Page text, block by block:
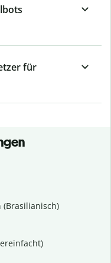
für
(Brasilianisch)